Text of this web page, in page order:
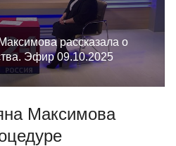
рассказала о
Эфир 09.10.2025
Максимова